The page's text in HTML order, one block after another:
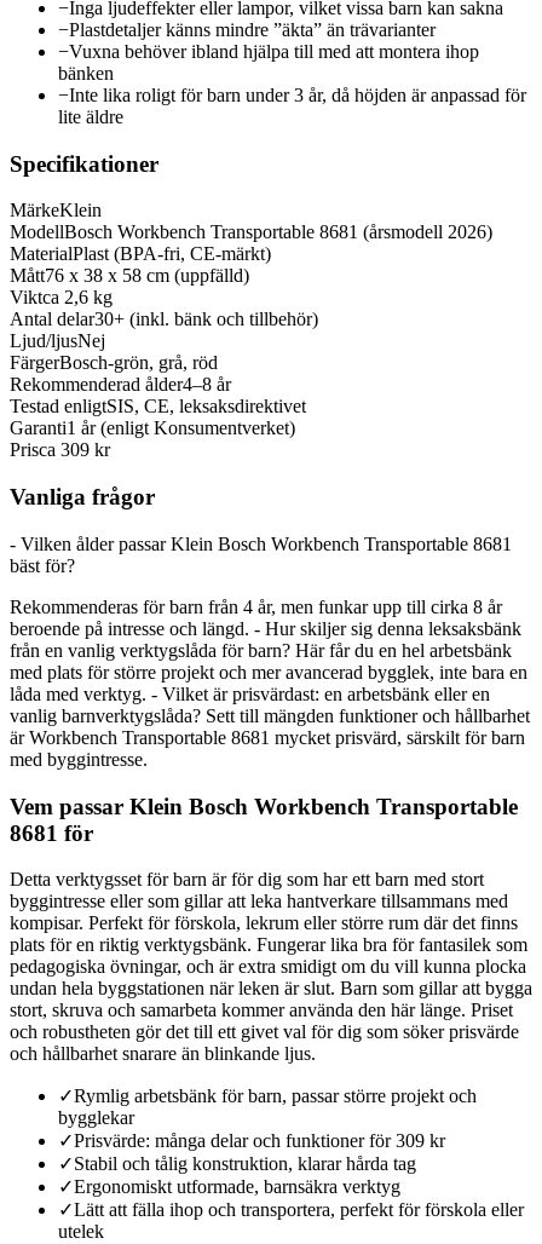
−Inga ljudeffekter eller lampor, vilket vissa barn kan sakna
−Plastdetaljer känns mindre ”äkta” än trävarianter
−Vuxna behöver ibland hjälpa till med att montera ihop
bänken
−Inte lika roligt för barn under 3 år, då höjden är anpassad för
lite äldre
Specifikationer
MärkeKlein
ModellBosch Workbench Transportable 8681 (årsmodell 2026)
MaterialPlast (BPA-fri, CE-märkt)
Mått76 x 38 x 58 cm (uppfälld)
Viktca 2,6 kg
Antal delar30+ (inkl. bänk och tillbehör)
Ljud/ljusNej
FärgerBosch-grön, grå, röd
Rekommenderad ålder4–8 år
Testad enligtSIS, CE, leksaksdirektivet
Garanti1 år (enligt Konsumentverket)
Prisca 309 kr
Vanliga frågor
- Vilken ålder passar Klein Bosch Workbench Transportable 8681
bäst för?
Rekommenderas för barn från 4 år, men funkar upp till cirka 8 år
beroende på intresse och längd. - Hur skiljer sig denna leksaksbänk
från en vanlig verktygslåda för barn? Här får du en hel arbetsbänk
med plats för större projekt och mer avancerad bygglek, inte bara en
låda med verktyg. - Vilket är prisvärdast: en arbetsbänk eller en
vanlig barnverktygslåda? Sett till mängden funktioner och hållbarhet
är Workbench Transportable 8681 mycket prisvärd, särskilt för barn
med byggintresse.
Vem passar Klein Bosch Workbench Transportable
8681 för
Detta verktygsset för barn är för dig som har ett barn med stort
byggintresse eller som gillar att leka hantverkare tillsammans med
kompisar. Perfekt för förskola, lekrum eller större rum där det finns
plats för en riktig verktygsbänk. Fungerar lika bra för fantasilek som
pedagogiska övningar, och är extra smidigt om du vill kunna plocka
undan hela byggstationen när leken är slut. Barn som gillar att bygga
stort, skruva och samarbeta kommer använda den här länge. Priset
och robustheten gör det till ett givet val för dig som söker prisvärde
och hållbarhet snarare än blinkande ljus.
✓Rymlig arbetsbänk för barn, passar större projekt och
bygglekar
✓Prisvärde: många delar och funktioner för 309 kr
✓Stabil och tålig konstruktion, klarar hårda tag
✓Ergonomiskt utformade, barnsäkra verktyg
✓Lätt att fälla ihop och transportera, perfekt för förskola eller
utelek